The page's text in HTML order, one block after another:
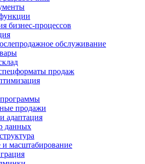
бизнес-процессов
обслуживание
продаж
продажи
адаптация
данных
масштабирование